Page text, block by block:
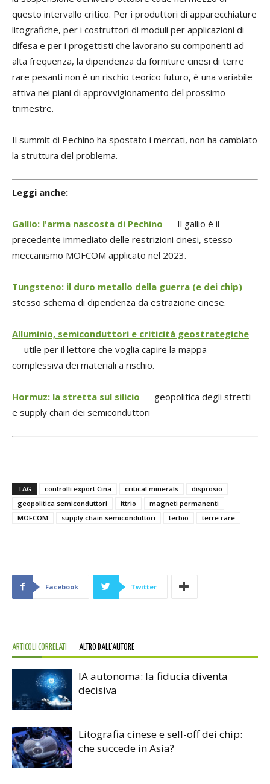
questo intervallo critico. Per i produttori di apparecchiature
litografiche, per i costruttori di moduli per applicazioni di
difesa e per i progettisti che lavorano su componenti ad
alta frequenza, la dipendenza da forniture cinesi di terre
rare pesanti non è un rischio teorico futuro, è una variabile
attiva nei piani di approvvigionamento del prossimo
trimestre.
Il summit di Pechino ha spostato i mercati, non ha cambiato
la struttura del problema.
Leggi anche:
Gallio: l'arma nascosta di Pechino — Il gallio è il
precedente immediato delle restrizioni cinesi, stesso
meccanismo MOFCOM applicato nel 2023.
Tungsteno: il duro metallo della guerra (e dei chip) —
stesso schema di dipendenza da estrazione cinese.
Alluminio, semiconduttori e criticità geostrategiche
— utile per il lettore che voglia capire la mappa
complessiva dei materiali a rischio.
Hormuz: la stretta sul silicio — geopolitica degli stretti
e supply chain dei semiconduttori
TAG controlli export Cina critical minerals
disprosio
geopolitica semiconduttori
ittrio
magneti permanenti
MOFCOM
supply chain semiconduttori terbio terre rare
Facebook Twitter
ARTICOLI CORRELATI ALTRO DALL'AUTORE
IA autonoma: la fiducia diventa
decisiva
Litografia cinese e sell-off dei chip:
che succede in Asia?